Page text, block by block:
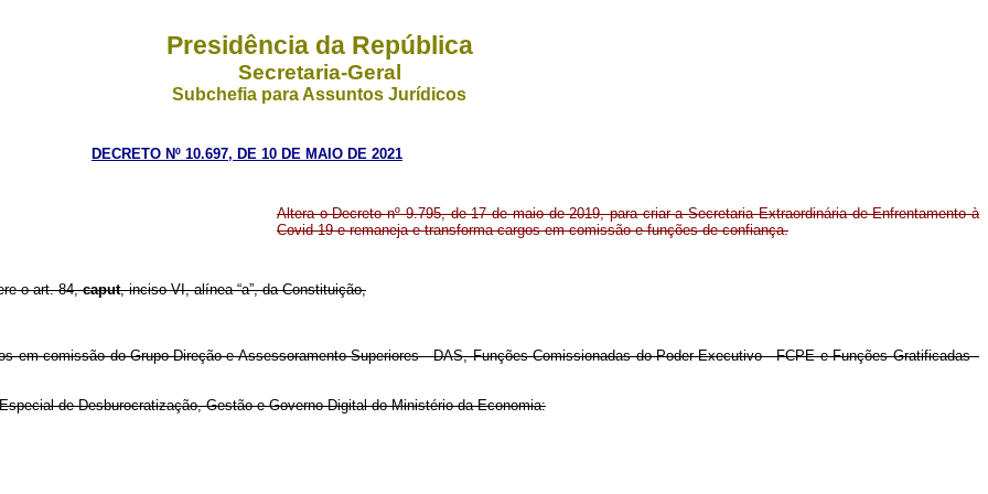
Presidência da República
Secretaria-Geral
Subchefia para Assuntos Jurídicos
DECRETO Nº 10.697, DE 10 DE MAIO DE 2021
Altera o Decreto nº 9.795, de 17 de maio de 2019, para criar a Secretaria Extraordinária de Enfrentamento à
Covid-19 e remaneja e transforma cargos em comissão e funções de confiança.
o art. 84,caput, inciso VI, alínea “a”, da Constituição,
em comissão do Grupo-Direção e Assessoramento Superiores - DAS, Funções Comissionadas do Poder Executivo - FCPE e Funções Gratificadas -
de Desburocratização, Gestão e Governo Digital do Ministério da Economia: